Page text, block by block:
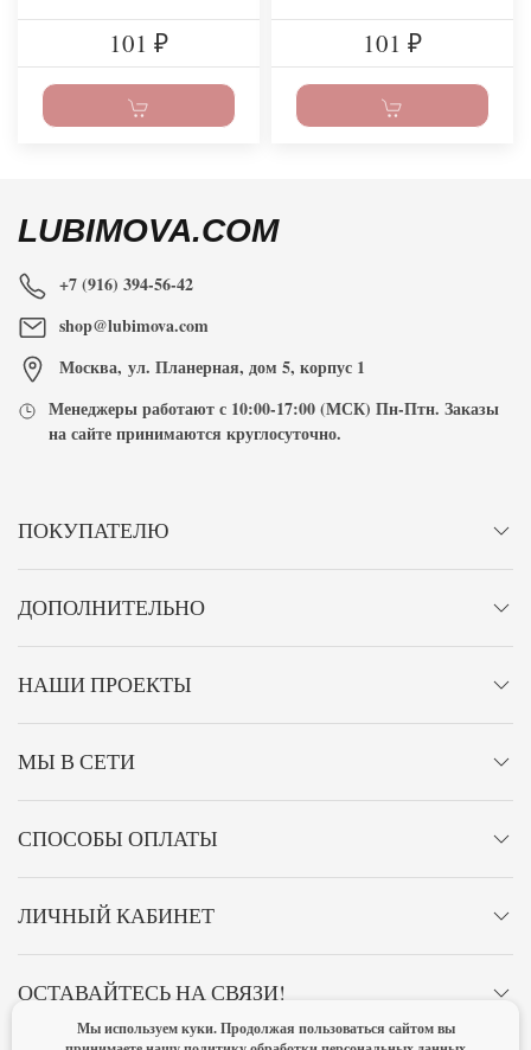
101 ₽ 101 ₽
LUBIMOVA.COM
+7 (916) 394-56-42
shop@lubimova.com
Москва, ул. Планерная, дом 5, корпус 1
Менеджеры работают с 10:00-17:00(МСК) Пн-Птн. Заказы
на сайте принимаются круглосуточно.
ПОКУПАТЕЛЮ
ДОПОЛНИТЕЛЬНО
НАШИ ПРОЕКТЫ
МЫ В СЕТИ
СПОСОБЫ ОПЛАТЫ
ЛИЧНЫЙ КАБИНЕТ
ОСТАВАЙТЕСЬ НА СВЯЗИ!
Мы используем куки. Продолжая пользоваться сайтом вы